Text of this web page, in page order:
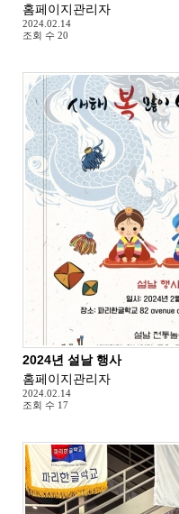
홈페이지관리자
2024.02.14
조회 수 20
2024년 설날 행사
홈페이지관리자
2024.02.14
조회 수 17